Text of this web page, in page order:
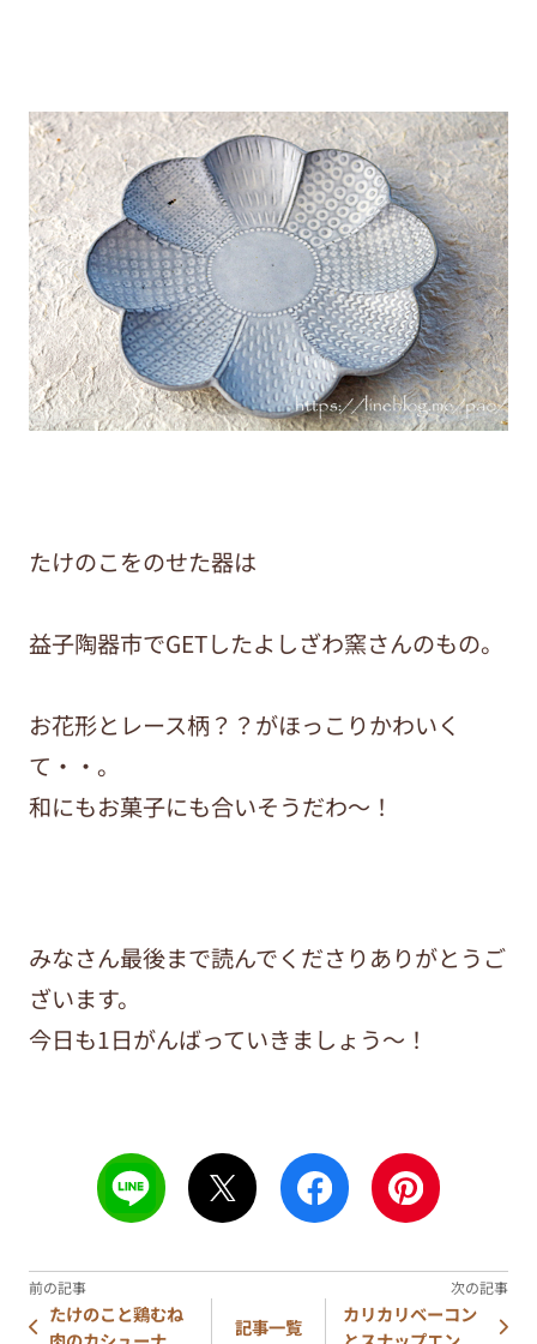
たけのこをのせた器は
益子陶器市でGETしたよしざわ窯さんのもの。
お花形とレース柄？？がほっこりかわいく
て・・。
和にもお菓子にも合いそうだわ～！
みなさん最後まで読んでくださりありがとうご
ざいます。
今日も1日がんばっていきましょう～！
たけのこと鶏むね
記事一覧
カリカリベーコン